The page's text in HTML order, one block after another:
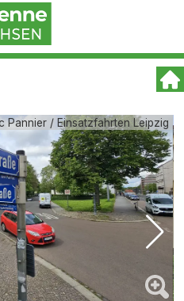
Pannier / Einsatzfahrten Leipzig